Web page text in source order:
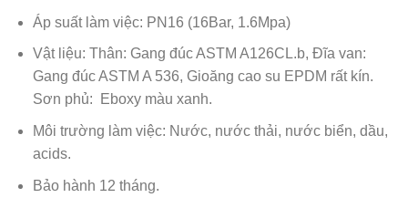
Áp suất làm việc: PN16 (16Bar, 1.6Mpa)
Vật liệu: Thân: Gang đúc ASTM A126CL.b, Đĩa van:
Gang đúc ASTM A 536, Gioăng cao su EPDM rất kín.
Sơn phủ: Eboxy màu xanh.
Môi trường làm việc: Nước, nước thải, nước biển, dầu,
acids.
Bảo hành 12 tháng.